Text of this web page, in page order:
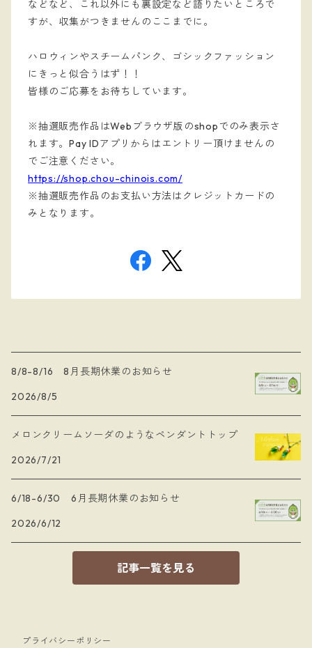
などなど、これ以外にも裏設定など語りたいところで
すが、収集がつきませんのここまでに。
ハロウィンやスチームパンク、ゴシックファッション
にきっと似合うはず！！
皆様のご応募をお待ちしています。
※抽選販売作品はWebブラウザ版のshopでのみ表示さ
れます。Pay IDアプリからはエントリー頂けませんの
でご注意ください。
https://shop.chou-chinois.com/
※抽選販売作品のお支払い方法はクレジットカードの
みとなります。
8/8-8/16 8月長期休業のお知らせ
2026/8/5
メロンクリームソーダのようなペンダントトップ
2026/7/21
6/18-6/30 6月長期休業のお知らせ
2026/6/12
記事一覧を見る
プライバシーポリシー